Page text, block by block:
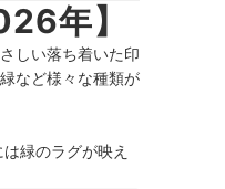
年】
しい落ち着いた印
など様々な種類が
緑のラグが映え